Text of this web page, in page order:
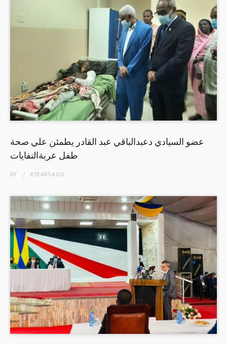
عضو السيادي دعبدالباقي عبد القادر يطمئن علي صحة
طفل عربةالنفايات
BY 4 YEARSAGO